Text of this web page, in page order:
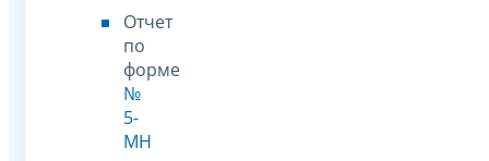
Отчет
по
форме
№
5-
МН